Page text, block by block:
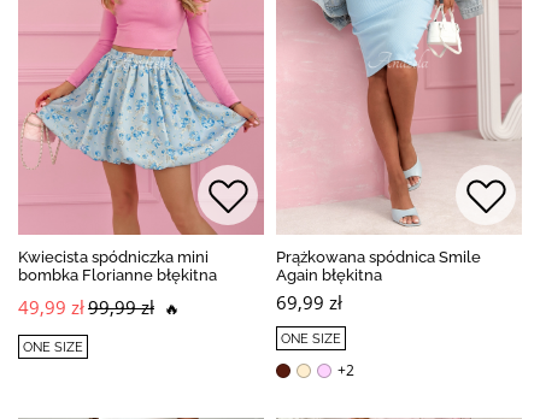
Kwiecista spódniczka mini
bombka Florianne błękitna
49,99 zł99,99 zł 🔥
ONE SIZE
Prążkowana spódnica Smile
Again błękitna
69,99 zł
ONE SIZE
+2